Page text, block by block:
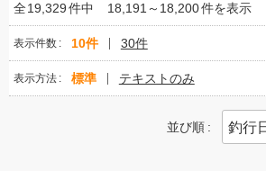
全19,329件中 18,191～18,200件を表示
表示件数 10件 30件
表示方法 標準 テキストのみ
並び順